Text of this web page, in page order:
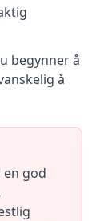
begynner å
å
en god